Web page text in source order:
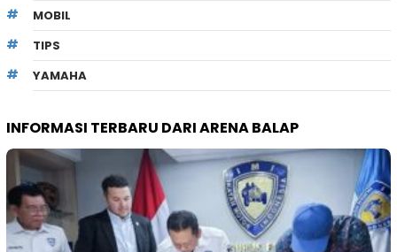
MOBIL
TIPS
YAMAHA
INFORMASI TERBARU DARI ARENA BALAP